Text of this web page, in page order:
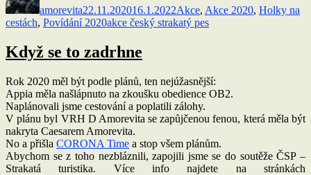
amorevita22.11.202016.1.2022Akce, Akce 2020, Holky na
cestách, Povídání 2020Štítky:
akce český strakatý pes
Když se to zadrhne
Rok 2020 měl být podle plánů, ten nejúžasnější:
Appia měla našlápnuto na zkoušku obedience OB2.
Naplánovali jsme cestování a poplatili zálohy.
V plánu byl VRH D Amorevita se zapůjčenou fenou, která měla být
nakryta Caesarem Amorevita.
No a přišla CORONA Time a stop všem plánům.
Abychom se z toho nezbláznili, zapojili jsme se do soutěže ČSP –
Strakatá turistika. Více info najdete na stránkách